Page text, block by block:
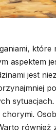
które
aspektem
jest
również